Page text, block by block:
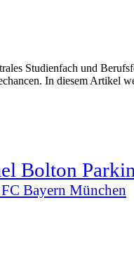
Studienfach und
In diesem Artikel
Bolton
Bayern München